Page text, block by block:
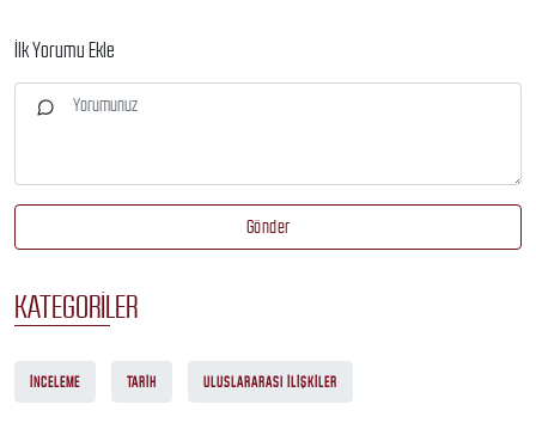
İlk Yorumu Ekle
Gönder
KATEGORILER
İNCELEME TARIH ULUSLARARASI ILIŞKILER